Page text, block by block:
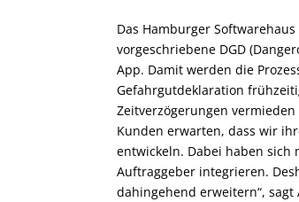
Das Hamburger
vorgeschriebene DGD
App. Damit werden die
Gefahrgutdeklaration
Zeitverzögerungen
Kunden erwarten, dass wir
entwickeln. Dabei haben
Auftraggeber integrieren.
dahingehend erweitern“,